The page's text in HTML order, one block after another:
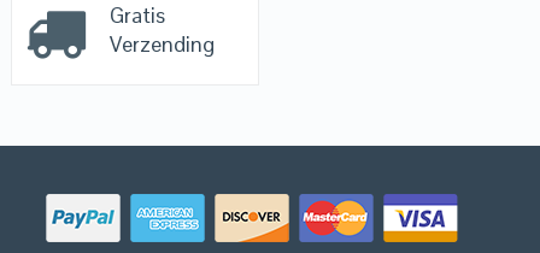
Gratis
Verzending